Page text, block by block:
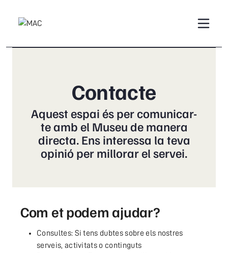
Contacte
Aquest espai és per comunicar-
te amb el Museu de manera
directa. Ens interessa la teva
opinió per millorar el servei.
Com et podem ajudar?
Consultes: Si tens dubtes sobre els nostres
serveis, activitats o continguts